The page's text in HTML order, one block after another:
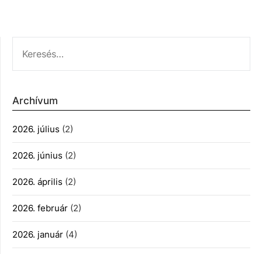
Archívum
2026. július (2)
2026. június (2)
2026. április (2)
2026. február (2)
2026. január (4)